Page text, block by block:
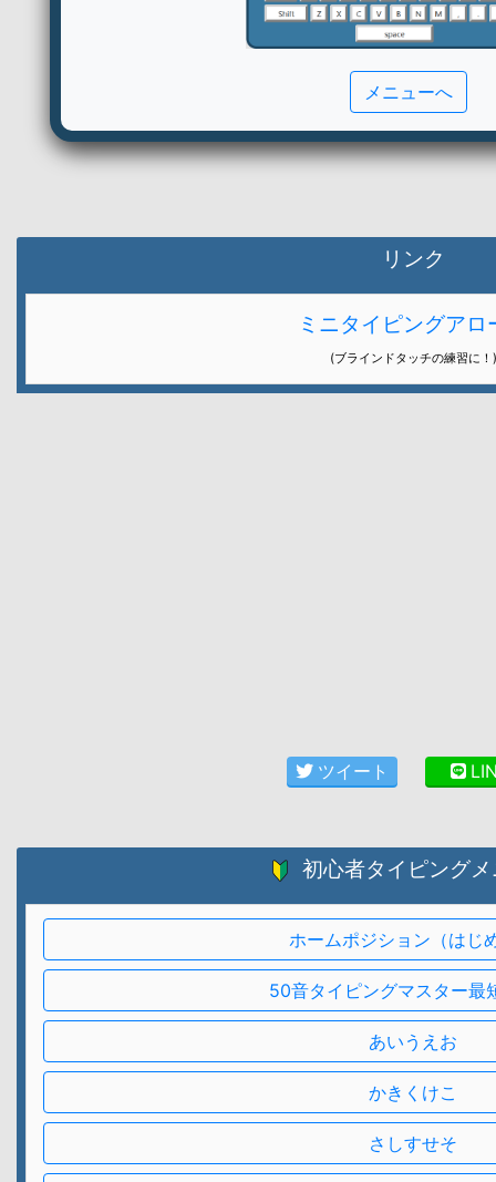
初心者タイピング
ホームポジション（はじ
50音タイピングマスター最
あいうえお
かきくけこ
さしすせそ
メニューへ
リンク
ミニタイピングアロ
(ブラインドタッチの練習に！)
ツイート